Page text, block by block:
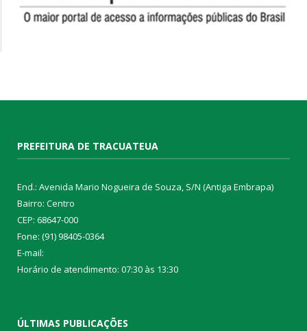
PREFEITURA DE TRACUATEUA
End.: Avenida Mario Nogueira de Souza, S/N (Antiga Embrapa)
Bairro: Centro
CEP: 68647-000
Fone: (91) 98405-0364
E-mail:
Horário de atendimento: 07:30 às 13:30
ÚLTIMAS PUBLICAÇÕES